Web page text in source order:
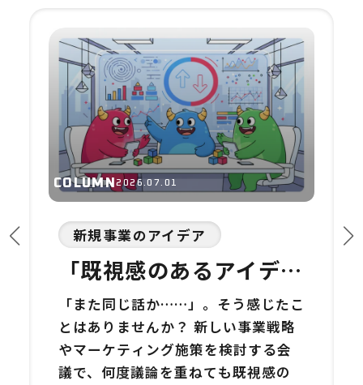
COLUMN2026.07.01
新規事業のアイデア
「既視感のあるアイデ
ア」しか出ない会議を打
破する3つの視点：デー
タと実行で未来を拓く
「また同じ話か……」。そう感じたこ
とはありませんか？ 新しい事業戦略
やマーケティング施策を検討する会
議で、何度議論を重ねても既視感の